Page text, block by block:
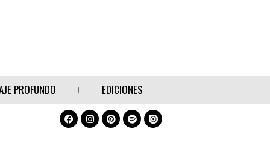
PROFUNDO EDICIONES